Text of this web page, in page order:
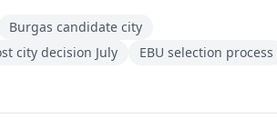
Burgas candidate city
city decision July
EBU selection process